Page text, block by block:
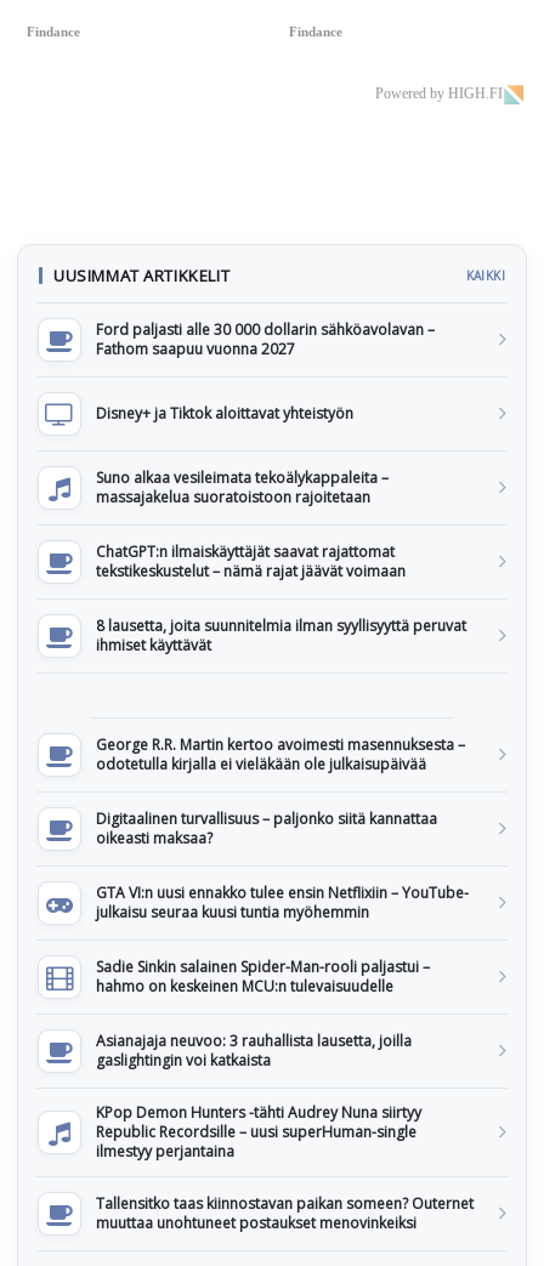
Findance Findance
Powered by HIGH.FI
UUSIMMAT ARTIKKELIT KAIKKI
Ford paljasti alle 30 000 dollarin sähköavolavan –
Fathom saapuu vuonna 2027
Disney+ ja Tiktok aloittavat yhteistyön
Suno alkaa vesileimata tekoälykappaleita –
massajakelua suoratoistoon rajoitetaan
ChatGPT:n ilmaiskäyttäjät saavat rajattomat
tekstikeskustelut – nämä rajat jäävät voimaan
8 lausetta, joita suunnitelmia ilman syyllisyyttä peruvat
ihmiset käyttävät
George R.R. Martin kertoo avoimesti masennuksesta –
odotetulla kirjalla ei vieläkään ole julkaisupäivää
Digitaalinen turvallisuus – paljonko siitä kannattaa
oikeasti maksaa?
GTA VI:n uusi ennakko tulee ensin Netflixiin – YouTube-
julkaisu seuraa kuusi tuntia myöhemmin
Sadie Sinkin salainen Spider-Man-rooli paljastui –
hahmo on keskeinen MCU:n tulevaisuudelle
Asianajaja neuvoo: 3 rauhallista lausetta, joilla
gaslightingin voi katkaista
KPop Demon Hunters -tähti Audrey Nuna siirtyy
Republic Recordsille – uusi superHuman-single
ilmestyy perjantaina
Tallensitko taas kiinnostavan paikan someen? Outernet
muuttaa unohtuneet postaukset menovinkeiksi